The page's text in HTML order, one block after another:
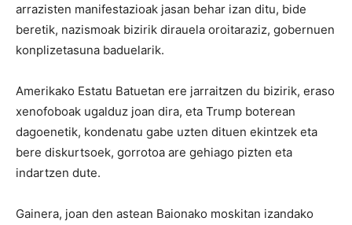
arrazisten manifestazioak jasan behar izan ditu, bide
beretik, nazismoak bizirik dirauela oroitaraziz, gobernuen
konplizetasuna baduelarik.
Amerikako Estatu Batuetan ere jarraitzen du bizirik, eraso
xenofoboak ugalduz joan dira, eta Trump boterean
dagoenetik, kondenatu gabe uzten dituen ekintzek eta
bere diskurtsoek, gorrotoa are gehiago pizten eta
indartzen dute.
Gainera, joan den astean Baionako moskitan izandako